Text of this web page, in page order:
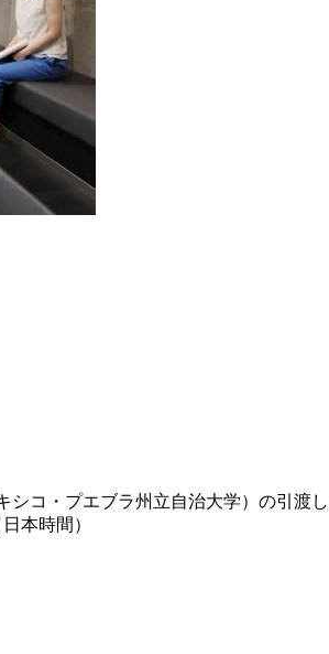
コ・プエブラ州立自治大学）の引渡
本時間）